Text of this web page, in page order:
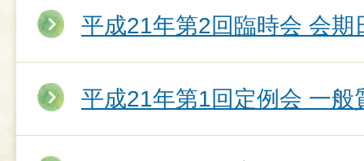
平成21年第2回臨時会 会期
平成21年第1回定例会 一般